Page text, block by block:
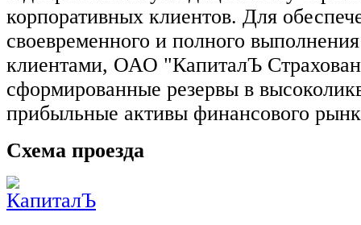
корпоративных клиентов. Для
своевременного и полного выполнения
клиентами, ОАО "КапиталЪ
сформированные резервы в
прибыльные активы финансового
Схема проезда